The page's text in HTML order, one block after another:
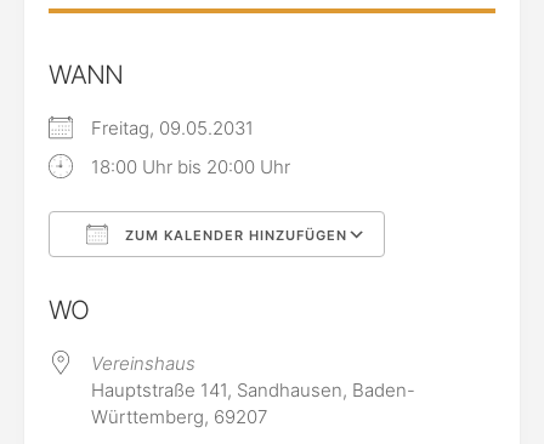
WANN
Freitag, 09.05.2031
18:00 Uhr bis 20:00 Uhr
ZUM KALENDER HINZUFÜGEN
WO
Vereinshaus
Hauptstraße 141, Sandhausen, Baden-
Württemberg, 69207